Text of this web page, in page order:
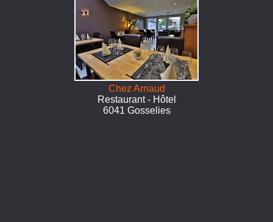
Chez Arnaud
Restaurant - Hôtel
6041 Gosselies